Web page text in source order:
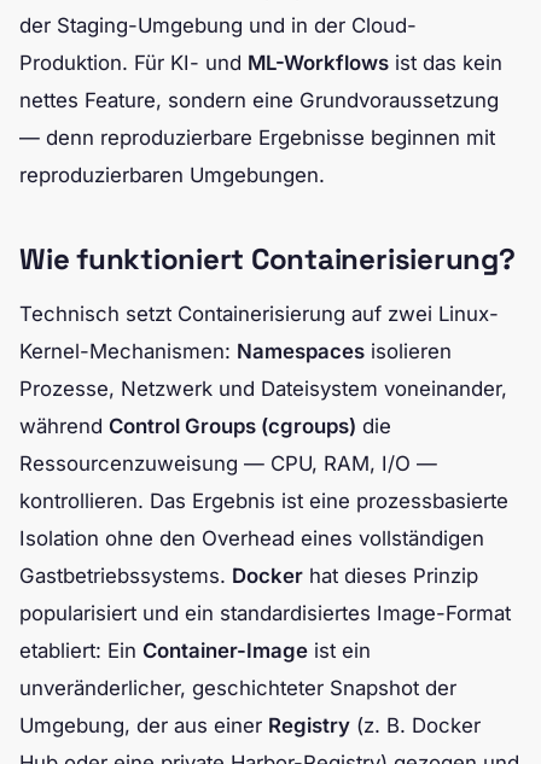
der Staging-Umgebung und in der Cloud-
Produktion. Für KI- und ML-Workflows ist das kein
nettes Feature, sondern eine Grundvoraussetzung
— denn reproduzierbare Ergebnisse beginnen mit
reproduzierbaren Umgebungen.
Wie funktioniert Containerisierung?
Technisch setzt Containerisierung auf zwei Linux-
Kernel-Mechanismen: Namespaces isolieren
Prozesse, Netzwerk und Dateisystem voneinander,
während Control Groups (cgroups) die
Ressourcenzuweisung — CPU, RAM, I/O —
kontrollieren. Das Ergebnis ist eine prozessbasierte
Isolation ohne den Overhead eines vollständigen
Gastbetriebssystems. Docker hat dieses Prinzip
popularisiert und ein standardisiertes Image-Format
etabliert: Ein Container-Image ist ein
unveränderlicher, geschichteter Snapshot der
Umgebung, der aus einer Registry (z. B. Docker